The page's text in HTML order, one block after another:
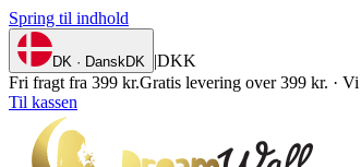
Spring til indhold
DK · DanskDK |DKK
Fri fragt fra 399 kr.Gratis levering over 399 kr. ·
Til kassen